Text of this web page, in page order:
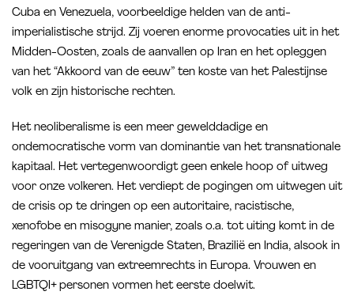
Cuba en Venezuela, voorbeeldige helden van de anti-
imperialistische strijd. Zij voeren enorme provocaties uit in het
Midden-Oosten, zoals de aanvallen op Iran en het opleggen
van het “Akkoord van de eeuw” ten koste van het Palestijnse
volk en zijn historische rechten.
Het neoliberalisme is een meer gewelddadige en
ondemocratische vorm van dominantie van het transnationale
kapitaal. Het vertegenwoordigt geen enkele hoop of uitweg
voor onze volkeren. Het verdiept de pogingen om uitwegen uit
de crisis op te dringen op een autoritaire, racistische,
xenofobe en misogyne manier, zoals o.a. tot uiting komt in de
regeringen van de Verenigde Staten, Brazilië en India, alsook in
de vooruitgang van extreemrechts in Europa. Vrouwen en
LGBTQI+ personen vormen het eerste doelwit.